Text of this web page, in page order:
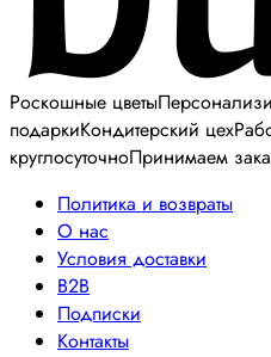
Роскошные цветы
подаркиКондитерский цех
круглосуточноПринимаем
Политика и возвраты
О нас
Условия доставки
B2B
Подписки
Контакты